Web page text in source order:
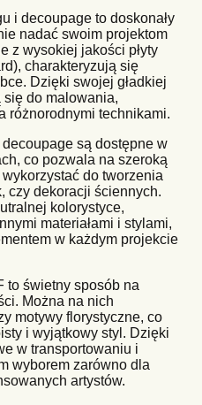
i decoupage to doskonały
nadać swoim projektom
z wysokiej jakości płyty
charakteryzują się
Dzięki swojej gładkiej
do malowania,
różnorodnymi technikami.
są dostępne w
co pozwala na szeroką
do tworzenia
czy dekoracji ściennych.
kolorystyce,
materiałami i stylami,
w każdym projekcie
to świetny sposób na
Można na nich
motywy florystyczne, co
i wyjątkowy styl. Dzięki
w transportowaniu i
wyborem zarówno dla
artystów.